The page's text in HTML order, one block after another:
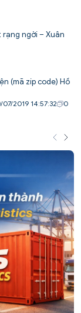
rạng ngời – Xuân
(mã zip code) Hồ
07/2019 14:57:32 0